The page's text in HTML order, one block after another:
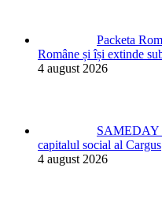
Packeta
Române și își extinde
4 august 2026
SAMEDAY
capitalul social al Cargus
4 august 2026